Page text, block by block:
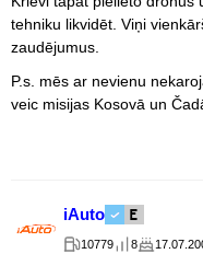
tehniku likvidēt. Viņi
zaudējumus.
P.s. mēs ar nevienu
veic misijas Kosovā un
iAuto
10779 8